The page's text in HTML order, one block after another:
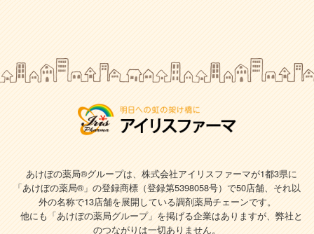
あけぼの薬局®グループは、株式会社アイリスファーマが1都3県に
「あけぼの薬局®」の登録商標（登録第5398058号）で50店舗、それ以
外の名称で13店舗を展開している調剤薬局チェーンです。
他にも「あけぼの薬局グループ」を掲げる企業はありますが、弊社と
のつながりは一切ありません。